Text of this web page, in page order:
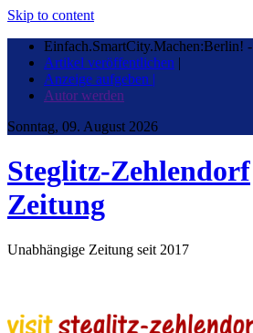
Skip to content
Einfach.SmartCity.Machen:Berlin! -
Artikel veröffentlichen |
Anzeige aufgeben |
Autor werden
Sonntag, 09. August 2026
Steglitz-Zehlendorf
Zeitung
Unabhängige Zeitung seit 2017